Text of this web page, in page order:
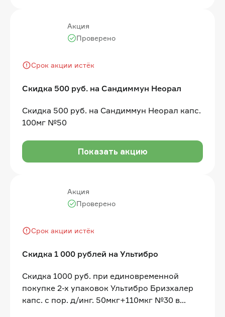
Акция
Скидка 500 руб. на Сандиммун Неорал
Срок акции истёк
Проверено
Скидка 500 руб. на Сандиммун Неорал капс.
100мг №50
Показать акцию
Акция
Скидка 1 000 рублей на Ультибро
Срок акции истёк
Проверено
Скидка 1000 руб. при единовременной
покупке 2-х упаковок Ультибро Бризхалер
капс. с пор. д/инг. 50мкг+110мкг №30 в